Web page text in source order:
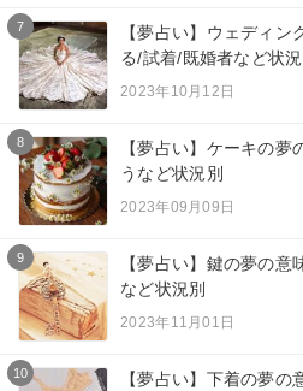
7
【夢占い】ウェディ
る/試着/既婚者など状況
2023年10月12日
8
【夢占い】ケーキの
うなど状況別
2023年09月09日
9
【夢占い】鍵の夢の
など状況別
2023年11月01日
10
【夢占い】下着の夢